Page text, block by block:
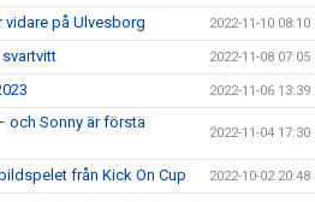
vidare på Ulvesborg 2022-11-10 08:10
2022-11-08 07:05
2022-11-06 13:39
och Sonny är första
2022-11-04 17:30
från Kick On Cup 2022-10-02 20:48